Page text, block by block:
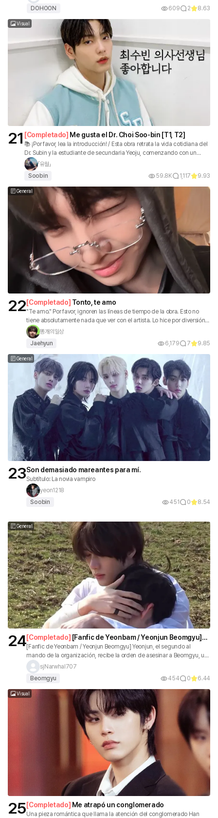
DOHOON 609 2 8.63
Visual
21 [Completado] Me gusta el Dr. Choi Soo-bin [T1, T2]
📚 ¡Por favor, lea la introducción! / Esta obra retrata la vida cotidiana del
Dr. Subin y la estudiante de secundaria Yeoju, comenzando con un
encuentro casual en el Hospital Universitario de Moa y culminando en
su matrimonio. ✏ Esta historia es un personaje ficticio y no tiene
conexión con el artista. 🤍 ¡El apodo de Yuwol como suscriptor es "Yuil"!
「유월」
Soobin
59.8K 1,117 9.93
General
22[Completado] Tonto, te amo
"Te amo." Por favor, ignoren las líneas de tiempo de la obra. Esto no
tiene absolutamente nada que ver con el artista. Lo hice por diversión,
así que disfrútenlo.
똥개의일상
Jaehyun
6,179 7 9.85
General
23Son demasiado mareantes para mí.
Subtítulo: La novia vampiro
yeon1218
Soobin
451 0 8.54
General
24[Completado] [Fanfic de Yeonbam / Yeonjun Beomgyu]
La persona que debe permanecer oculta
[Fanfic de Yeonbam / Yeonjun Beomgyu] Yeonjun, el segundo al
mando de la organización, recibe la orden de asesinar a Beomgyu, un
estudiante universitario que presenció accidentalmente el secreto de
la organización. Sin embargo, Yeonjun decide esconder a Beomgyu, y
esa decisión cambia por completo el destino de ambos.
sjNarwhal707
Beomgyu
454 0 6.44
Visual
25[Completado] Me atrapó un conglomerado
Una pieza romántica que llama la atención del conglomerado Han